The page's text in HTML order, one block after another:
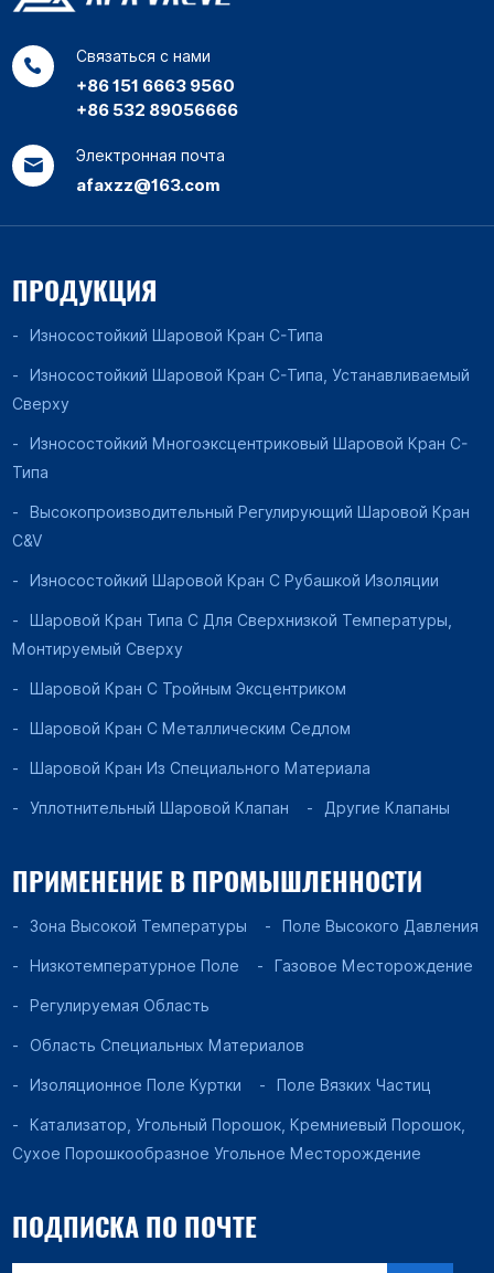
Связаться с нами
+86 151 6663 9560
+86 532 89056666
Электронная почта
afaxzz@163.com
ПРОДУКЦИЯ
Износостойкий Шаровой Кран C-Типа
Износостойкий Шаровой Кран C-Типа, Устанавливаемый
Сверху
Износостойкий Многоэксцентриковый Шаровой Кран C-
Типа
Высокопроизводительный Регулирующий Шаровой Кран
C&V
Износостойкий Шаровой Кран С Рубашкой Изоляции
Шаровой Кран Типа C Для Сверхнизкой Температуры,
Монтируемый Сверху
Шаровой Кран С Тройным Эксцентриком
Шаровой Кран С Металлическим Седлом
Шаровой Кран Из Специального Материала
Уплотнительный Шаровой Клапан Другие Клапаны
ПРИМЕНЕНИЕ В ПРОМЫШЛЕННОСТИ
Зона Высокой Температуры Поле Высокого Давления
Низкотемпературное Поле Газовое Месторождение
Регулируемая Область
Область Специальных Материалов
Изоляционное Поле Куртки Поле Вязких Частиц
Катализатор, Угольный Порошок, Кремниевый Порошок,
Сухое Порошкообразное Угольное Месторождение
ПОДПИСКА ПО ПОЧТЕ